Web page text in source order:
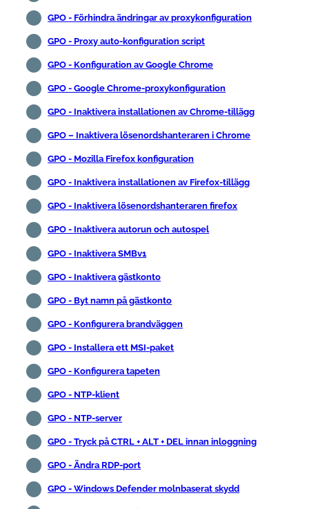
GPO - Förhindra ändringar av proxykonfiguration
GPO - Proxy auto-konfiguration script
GPO - Konfiguration av Google Chrome
GPO - Google Chrome-proxykonfiguration
GPO - Inaktivera installationen av Chrome-tillägg
GPO – Inaktivera lösenordshanteraren i Chrome
GPO - Mozilla Firefox konfiguration
GPO - Inaktivera installationen av Firefox-tillägg
GPO - Inaktivera lösenordshanteraren firefox
GPO - Inaktivera autorun och autospel
GPO - Inaktivera SMBv1
GPO - Inaktivera gästkonto
GPO - Byt namn på gästkonto
GPO - Konfigurera brandväggen
GPO - Installera ett MSI-paket
GPO - Konfigurera tapeten
GPO - NTP-klient
GPO - NTP-server
GPO - Tryck på CTRL + ALT + DEL innan inloggning
GPO - Ändra RDP-port
GPO - Windows Defender molnbaserat skydd